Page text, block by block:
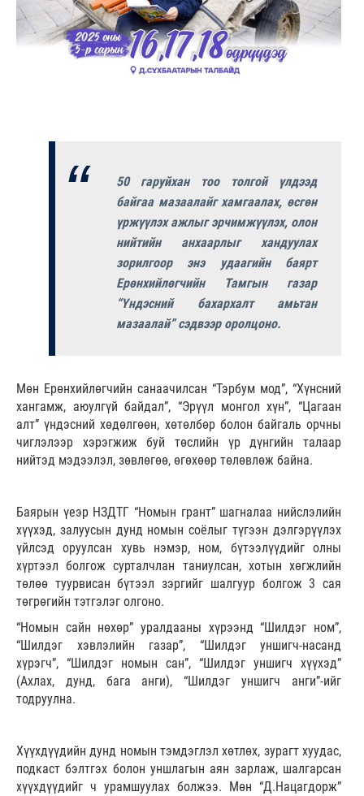
50 гаруйхан тоо толгой үлдээд
байгаа мазаалайг хамгаалах, өсгөн
үржүүлэх ажлыг эрчимжүүлэх, олон
нийтийн анхаарлыг хандуулах
зорилгоор энэ удаагийн баярт
Ерөнхийлөгчийн Тамгын газар
“Үндэсний бахархалт амьтан
мазаалай” сэдвээр оролцоно.
Мөн Ерөнхийлөгчийн санаачилсан “Тэрбум мод”, “Хүнсний
хангамж, аюулгүй байдал”, “Эрүүл монгол хүн”, “Цагаан
алт” үндэсний хөдөлгөөн, хөтөлбөр болон байгаль орчны
чиглэлээр хэрэгжиж буй төслийн үр дүнгийн талаар
нийтэд мэдээлэл, зөвлөгөө, өгөхөөр төлөвлөж байна.
Баярын үеэр НЗДТГ “Номын грант” шагналаа нийслэлийн
хүүхэд, залуусын дунд номын соёлыг түгээн дэлгэрүүлэх
үйлсэд оруулсан хувь нэмэр, ном, бүтээлүүдийг олны
хүртээл болгож сурталчлан таниулсан, хотын хөгжлийн
төлөө туурвисан бүтээл зэргийг шалгуур болгож 3 сая
төгрөгийн тэтгэлэг олгоно.
“Номын сайн нөхөр” уралдааны хүрээнд “Шилдэг ном”,
“Шилдэг хэвлэлийн газар”, “Шилдэг уншигч-насанд
хүрэгч”, “Шилдэг номын сан”, “Шилдэг уншигч хүүхэд”
(Ахлах, дунд, бага анги), “Шилдэг уншигч анги”-ийг
тодруулна.
Хүүхдүүдийн дунд номын тэмдэглэл хөтлөх, зурагт хуудас,
подкаст бэлтгэх болон уншлагын аян зарлаж, шалгарсан
хүүхдүүдийг ч урамшуулах болжээ. Мөн “Д.Нацагдорж”